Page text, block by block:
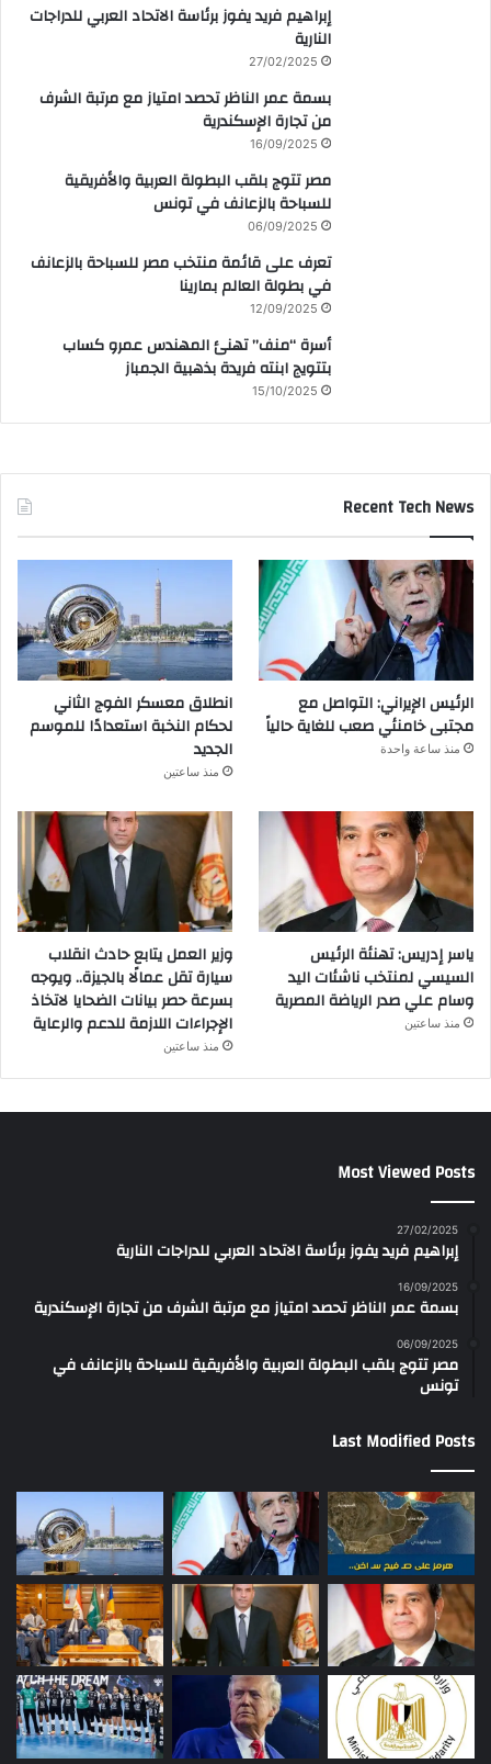
إبراهيم فريد يفوز برئاسة الاتحاد العربي للدراجات
النارية
27/02/2025
بسمة عمر الناظر تحصد امتياز مع مرتبة الشرف
من تجارة الإسكندرية
16/09/2025
مصر تتوج بلقب البطولة العربية والأفريقية
للسباحة بالزعانف في تونس
06/09/2025
تعرف على قائمة منتخب مصر للسباحة بالزعانف
في بطولة العالم بمارينا
12/09/2025
أسرة “منف” تهنئ المهندس عمرو كساب
بتتويج ابنته فريدة بذهبية الجمباز
15/10/2025
Recent Tech News
الرئيس الإيراني: التواصل مع
مجتبى خامنئي صعب للغاية حالياً
منذ ساعة واحدة
انطلاق معسكر الفوج الثاني
لحكام النخبة استعدادًا للموسم
الجديد
منذ ساعتين
ياسر إدريس: تهنئة الرئيس
السيسي لمنتخب ناشئات اليد
وسام علي صدر الرياضة المصرية
منذ ساعتين
وزير العمل يتابع حادث انقلاب
سيارة تقل عمالًا بالجيزة.. ويوجه
بسرعة حصر بيانات الضحايا لاتخاذ
الإجراءات اللازمة للدعم والرعاية
منذ ساعتين
Most Viewed Posts
27/02/2025
إبراهيم فريد يفوز برئاسة الاتحاد العربي للدراجات النارية
16/09/2025
بسمة عمر الناظر تحصد امتياز مع مرتبة الشرف من تجارة الإسكندرية
06/09/2025
مصر تتوج بلقب البطولة العربية والأفريقية للسباحة بالزعانف في
تونس
Last Modified Posts